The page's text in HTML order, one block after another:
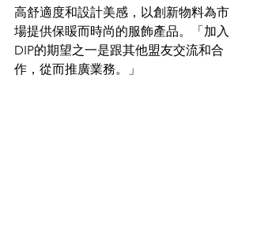
高舒適度和設計美感，以創新物料為市
場提供保䁔而時尚的服飾產品。「加入
DIP的期望之一是跟其他盟友交流和合
作，從而推廣業務。」